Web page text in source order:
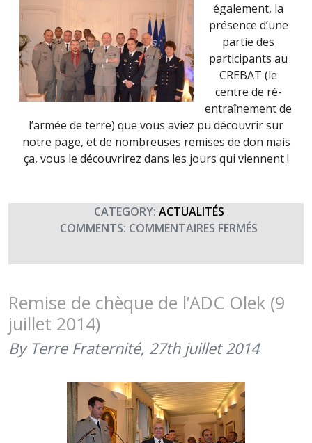
également, la
présence d’une
partie des
participants au
CREBAT (le
centre de ré-
entraînement de
l’armée de terre) que vous aviez pu découvrir sur
notre page, et de nombreuses remises de don mais
ça, vous le découvrirez dans les jours qui viennent !
CATEGORY: ACTUALITÉS
COMMENTS: COMMENTAIRES FERMÉS
TERRE
CHEZ
LE
(8
Remise de chèque de l’ADC Olek (9
juillet 2014)
By Terre Fraternité, 27th juillet 2014